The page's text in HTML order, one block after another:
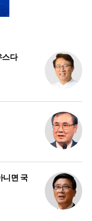
스다
니면 국